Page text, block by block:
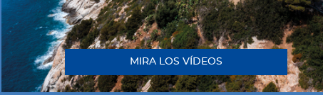
MIRA LOS VÍDEOS